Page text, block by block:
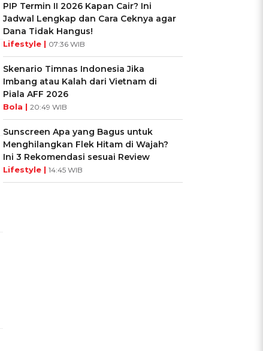
PIP Termin II 2026 Kapan Cair? Ini
Jadwal Lengkap dan Cara Ceknya agar
Dana Tidak Hangus!
Lifestyle | 07:36 WIB
Skenario Timnas Indonesia Jika
Imbang atau Kalah dari Vietnam di
Piala AFF 2026
Bola | 20:49 WIB
Sunscreen Apa yang Bagus untuk
Menghilangkan Flek Hitam di Wajah?
Ini 3 Rekomendasi sesuai Review
Lifestyle | 14:45 WIB